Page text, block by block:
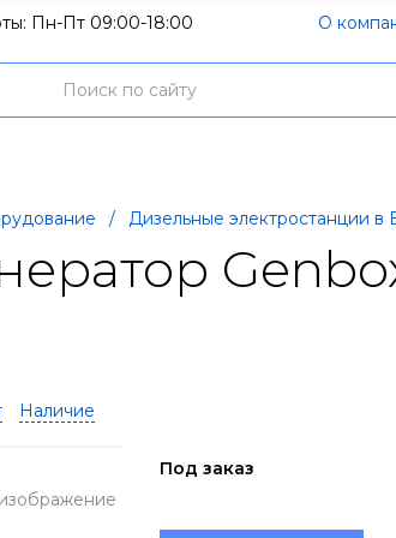
Пн-Пт 09:00-18:00 О
/ Дизельные электростанции в
Наличие
Под заказ